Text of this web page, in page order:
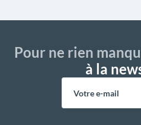
Pour ne rien
à la